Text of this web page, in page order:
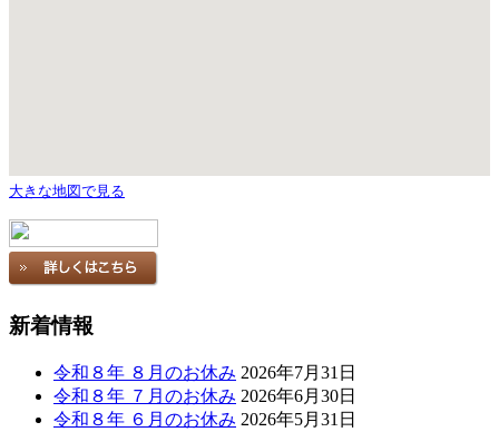
大きな地図で見る
新着情報
令和８年 ８月のお休み 2026年7月31日
令和８年 ７月のお休み 2026年6月30日
令和８年 ６月のお休み 2026年5月31日